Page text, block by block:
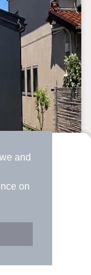
and
on
んか？